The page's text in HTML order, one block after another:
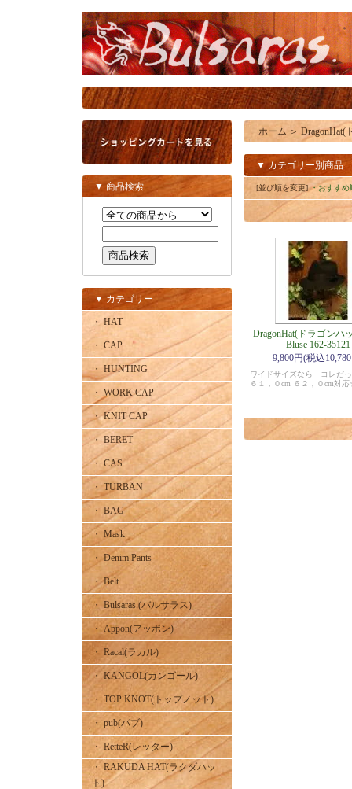
▼ 商品検索
▼ カテゴリー
・ HAT
・ CAP
・ HUNTING
・ WORK CAP
・ KNIT CAP
・ BERET
・ CAS
・ TURBAN
・ BAG
・ Mask
・ Denim Pants
・ Belt
・ Bulsaras.(バルサラス)
・ Appon(アッポン)
・ Racal(ラカル)
・ KANGOL(カンゴール)
・ TOP KNOT(トップノット)
・ pub(パブ)
・ RetteR(レッター)
・ RAKUDA HAT(ラクダハッ
ト)
ホーム ＞ DragonHat(
▼ カテゴリー別商品
[並び順を変更]・おすすめ
DragonHat(ドラゴンハ
Bluse 162-35121
9,800円(税込
ワイドサイズなら コレだ
６１，０cm ６２，０cm対